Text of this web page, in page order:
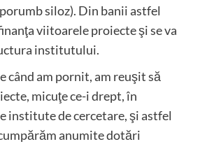
siloz). Din banii astfel
viitoarele proiecte şi se va
institutului.
când am pornit, am reuşit să
micuţe ce-i drept, în
institute de cercetare, şi astfel
anumite dotări